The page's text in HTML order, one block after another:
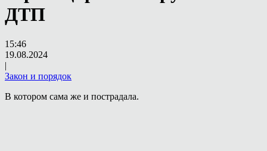
ДТП
15:46
19.08.2024
|
Закон и порядок
В котором сама же и пострадала.